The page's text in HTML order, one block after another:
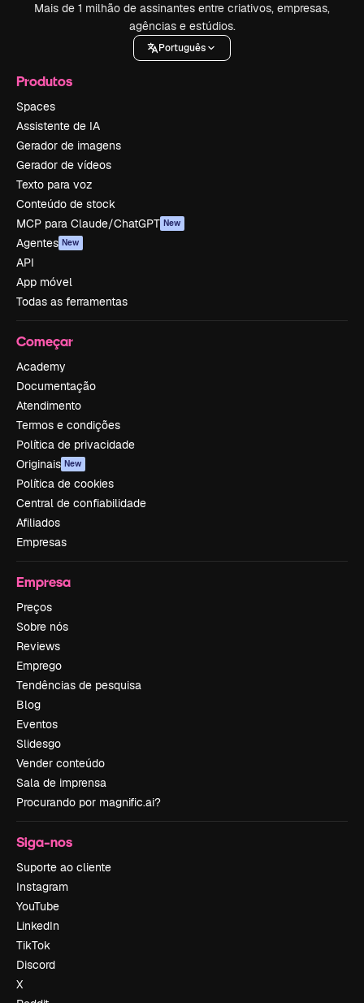
Mais de 1 milhão de assinantes entre criativos, empresas,
agências e estúdios.
Português
Produtos
Spaces
Assistente de IA
Gerador de imagens
Gerador de vídeos
Texto para voz
Conteúdo de stock
MCP para Claude/ChatGPT New
Agentes New
API
App móvel
Todas as ferramentas
Começar
Academy
Documentação
Atendimento
Termos e condições
Política de privacidade
Originais New
Política de cookies
Central de confiabilidade
Afiliados
Empresas
Empresa
Preços
Sobre nós
Reviews
Emprego
Tendências de pesquisa
Blog
Eventos
Slidesgo
Vender conteúdo
Sala de imprensa
Procurando por magnific.ai?
Siga-nos
Suporte ao cliente
Instagram
YouTube
LinkedIn
TikTok
Discord
X